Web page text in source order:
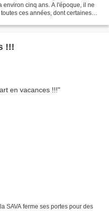
environ cinq ans. A l'époque, il ne
ces années, dont certaines
!!!
SAVA ferme ses portes pour des